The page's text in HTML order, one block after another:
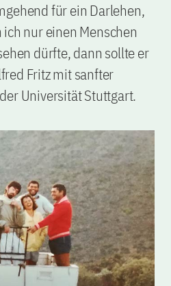
für ein Darlehen,
nur einen Menschen
dürfte, dann sollte er
Fritz mit sanfter
Universität Stuttgart.